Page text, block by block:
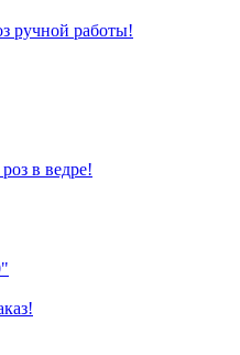
ручной работы!
в ведре!